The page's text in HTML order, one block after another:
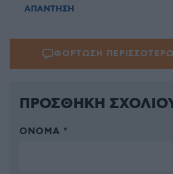
ΑΠΑΝΤΗΣΗ
ΦΟΡΤΩΣΗ
ΠΡΟΣΘΗΚΗ
ΌΝΟΜΑ *